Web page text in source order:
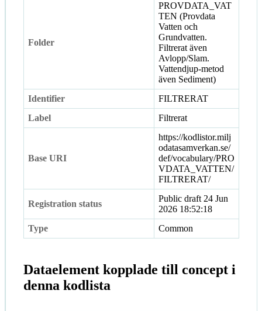
Folder
PROVDATA_VAT
TEN (Provdata
Vatten och
Grundvatten.
Filtrerat även
Avlopp/Slam.
Vattendjup-metod
även Sediment)
Identifier
FILTRERAT
Label
Filtrerat
Base URI
https://kodlistor.milj
odatasamverkan.se/
def/vocabulary/PRO
VDATA_VATTEN/
FILTRERAT/
Registration status
Public draft 24 Jun
2026 18:52:18
Type
Common
Dataelement kopplade till concept i
denna kodlista